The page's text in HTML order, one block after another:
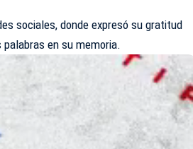
sociales, donde expresó su gratitud
en su memoria.